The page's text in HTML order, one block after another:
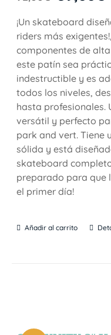
¡Un skateboard
riders más
componentes de
este patín sea
indestructible y es
todos los niveles,
hasta profesionales.
versátil y perfecto
park and vert. Tiene
sólida y está
skateboard
preparado para que
el primer día!
Añadir al carrito